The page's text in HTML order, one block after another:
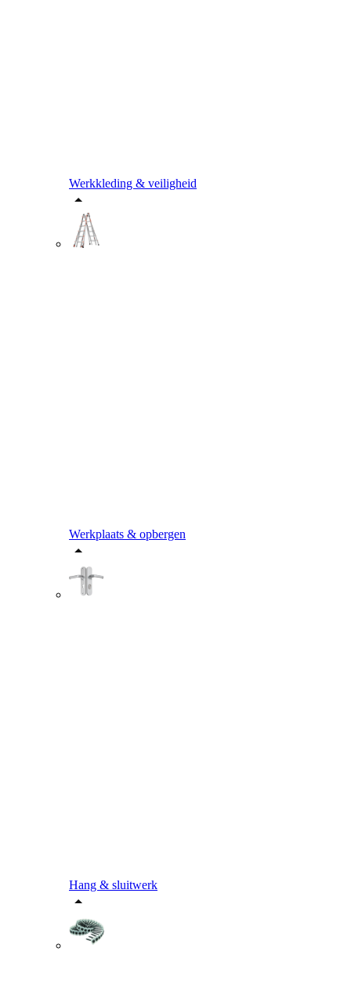
Werkkleding & veiligheid
Werkplaats & opbergen
Hang & sluitwerk